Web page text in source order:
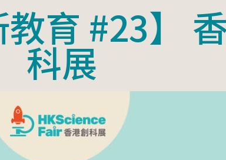
教育 #23】
科展